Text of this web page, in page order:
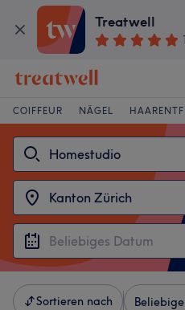
Treatwell
COIFFEUR NÄGEL
Sortieren nach